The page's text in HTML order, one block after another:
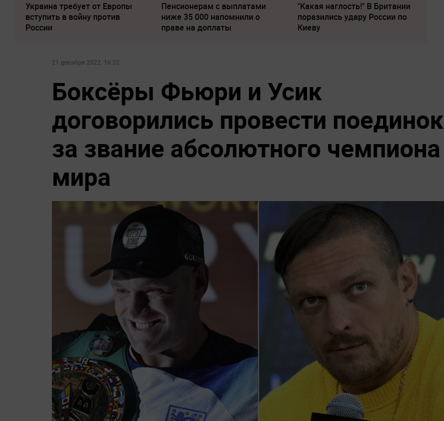
Украина требует от Европы
вступить в войну против
России
Пенсионерам с выплатами
ниже 35 000 напомнили о
праве на доплаты
"Какая наглость!" В Британии
поразились удару России по
Киеву
21 декабря 2022, 16:32
Боксёры Фьюри и Усик
договорились провести поединок
за звание абсолютного чемпиона
мира